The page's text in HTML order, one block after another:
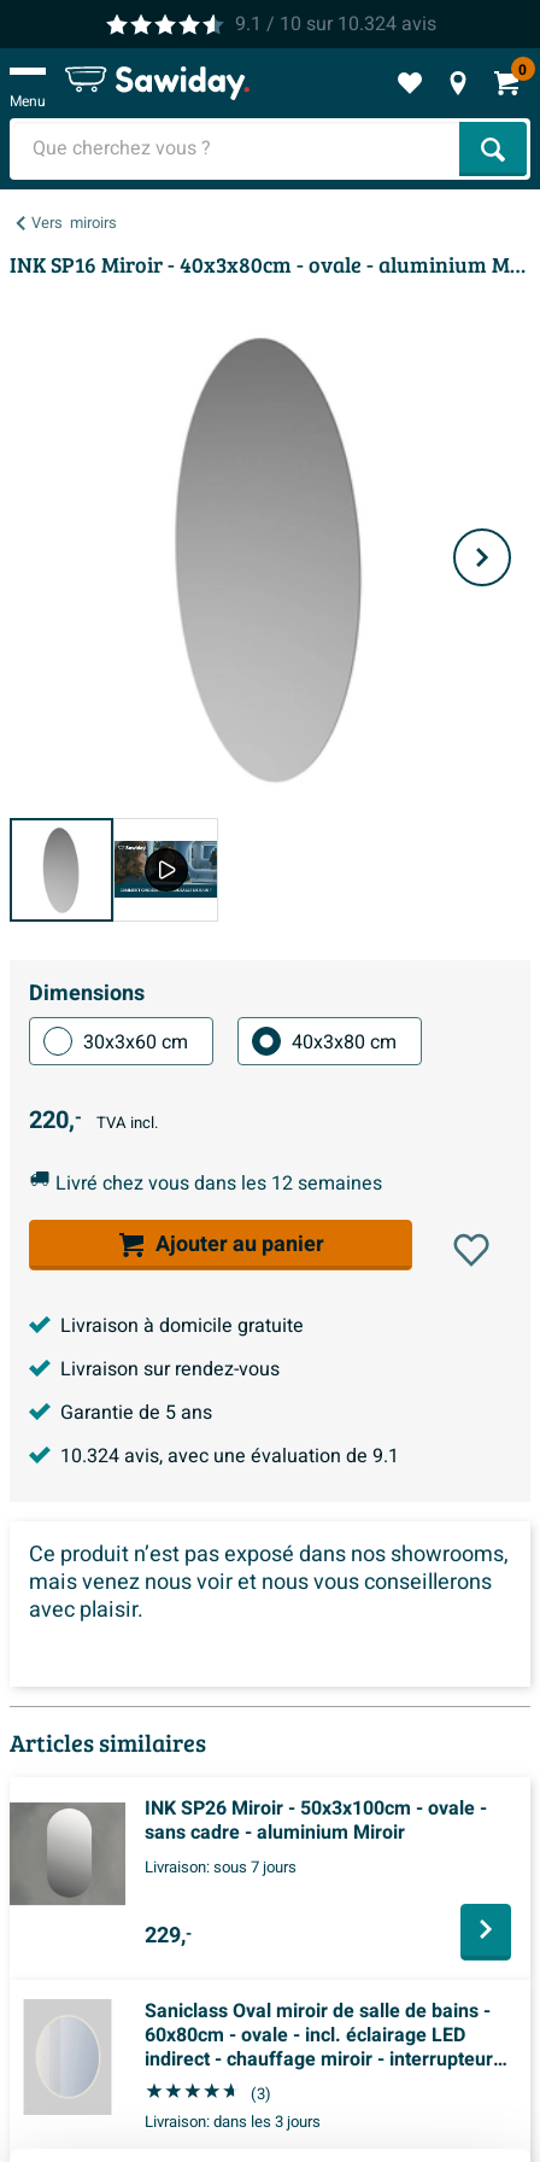
9.1 / 10 sur 10.324avis
Menu
0
Vers miroirs
INK SP16 Miroir - 40x3x80cm - ovale - aluminium Miroir
Dimensions
30x3x60 cm 40x3x80 cm
220,- TVA incl.
Livré chez vous dans les 12 semaines
Ajouter au panier
Livraison à domicile gratuite
Livraison sur rendez-vous
Garantie de 5 ans
10.324avis, avec une évaluation de 9.1
Ce produit n’est pas exposé dansnos showrooms,
mais venez nous voir et nous vous conseillerons
avec plaisir.
Articles similaires
INK SP26 Miroir - 50x3x100cm - ovale -
sans cadre - aluminium Miroir
Livraison:sous 7 jours
229,-
Saniclass Oval miroir de salle de bains -
60x80cm - ovale - incl. éclairage LED
indirect - chauffage miroir - interrupteur
tactile
(3)
Livraison:dans les 3 jours